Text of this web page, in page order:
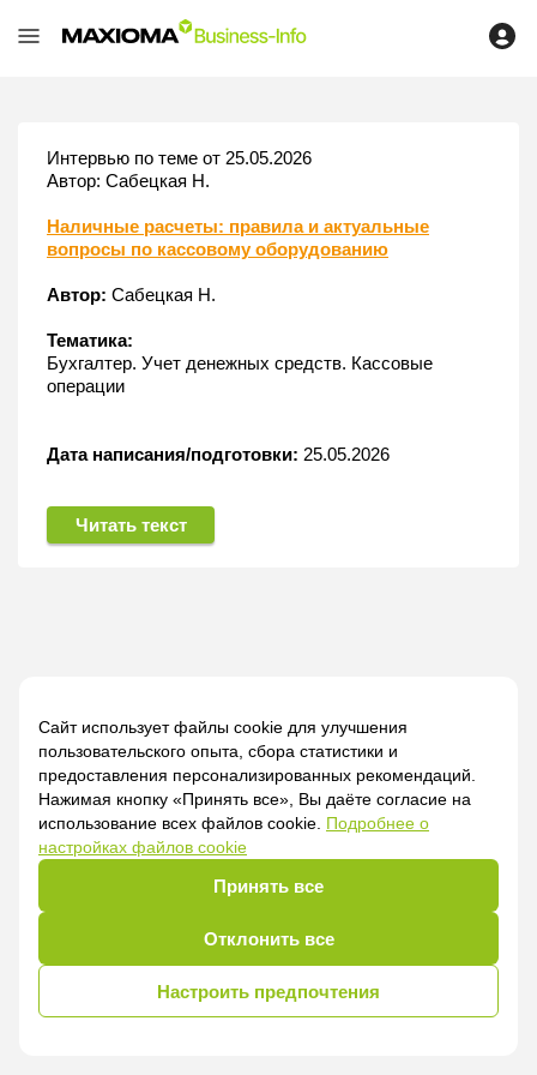
Сайт использует файлы cookie для улучшения
пользовательского опыта, сбора статистики и
предоставления персонализированных рекомендаций.
Нажимая кнопку «Принять все», Вы даёте согласие на
использование всех файлов cookie. Подробнее о
настройках файлов cookie
Принять все
Отклонить все
Настроить предпочтения
Интервью по теме от 25.05.2026
Автор: Сабецкая Н.
Наличные расчеты: правила и актуальные
вопросы по кассовому оборудованию
Автор: Сабецкая Н.
Тематика:
Бухгалтер. Учет денежных средств. Кассовые
операции
Дата написания/подготовки: 25.05.2026
Читать текст